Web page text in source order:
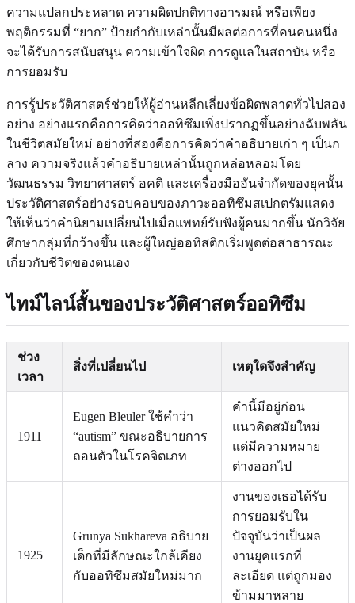
ความแปลกประหลาด ความผิดปกติทางอารมณ์ หรือเพียง
พฤติกรรมที่ “ยาก” ป้ายกำกับเหล่านั้นมีผลต่อการที่คนคนหนึ่ง
จะได้รับการสนับสนุน ความเข้าใจผิด การดูแลในสถาบัน หรือ
การยอมรับ
การรู้ประวัติศาสตร์ช่วยให้ผู้อ่านหลีกเลี่ยงข้อผิดพลาดทั่วไปสอง
อย่าง อย่างแรกคือการคิดว่าออทิซึมเพิ่งปรากฏขึ้นอย่างฉับพลัน
ในชีวิตสมัยใหม่ อย่างที่สองคือการคิดว่าคำอธิบายเก่า ๆ เป็นก
ลาง ความจริงแล้วคำอธิบายเหล่านั้นถูกหล่อหลอมโดย
วัฒนธรรม วิทยาศาสตร์ อคติ และเครื่องมืออันจำกัดของยุคนั้น
ประวัติศาสตร์อย่างรอบคอบของภาวะออทิซึมสเปกตรัมแสดง
ให้เห็นว่าคำนิยามเปลี่ยนไปเมื่อแพทย์รับฟังผู้คนมากขึ้น นักวิจัย
ศึกษากลุ่มที่กว้างขึ้น และผู้ใหญ่ออทิสติกเริ่มพูดต่อสาธารณะ
เกี่ยวกับชีวิตของตนเอง
ไทม์ไลน์สั้นของประวัติศาสตร์ออทิซึม
ช่วง
เวลา
สิ่งที่เปลี่ยนไป เหตุใดจึงสำคัญ
1911
Eugen Bleuler ใช้คำว่า
“autism” ขณะอธิบายการ
ถอนตัวในโรคจิตเภท
คำนี้มีอยู่ก่อน
แนวคิดสมัยใหม่
แต่มีความหมาย
ต่างออกไป
1925
Grunya Sukhareva อธิบาย
เด็กที่มีลักษณะใกล้เคียง
กับออทิซึมสมัยใหม่มาก
งานของเธอได้รับ
การยอมรับใน
ปัจจุบันว่าเป็นผล
งานยุคแรกที่
ละเอียด แต่ถูกมอง
ข้ามมาหลาย